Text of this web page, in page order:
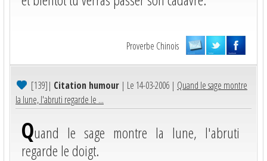
Proverbe Chinois
[139]| Citation humour | Le 14-03-2006 | Quand le sage montre
la lune, l'abruti regarde le ...
Quand le sage montre la lune, l'abruti
regarde le doigt.